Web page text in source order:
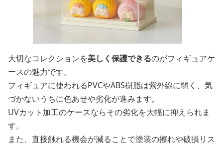
大切なコレクションを美しく保護できるのがフィギュアケ
ースの魅力です。
フィギュアに使われるPVCやABS樹脂は紫外線に弱く、気
づかないうちに色あせや劣化が進みます。
UVカット加工のケースならその劣化を大幅に抑えられま
す。
また、直接触れる機会が減ることで塗装の擦れや破損リス